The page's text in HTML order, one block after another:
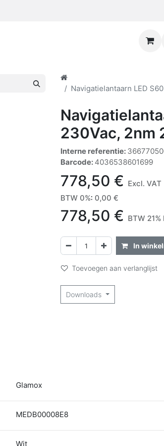
Navigatielantaarn LED
230Vac, 2nm
Interne referentie:
Barcode: 4036538601699
778,50 € Excl. VAT
BTW 0%: 0,00 €
778,50 € BTW
In
Toevoegen aan verlanglijst
Downloads
Glamox
MEDB00008E8
Wit